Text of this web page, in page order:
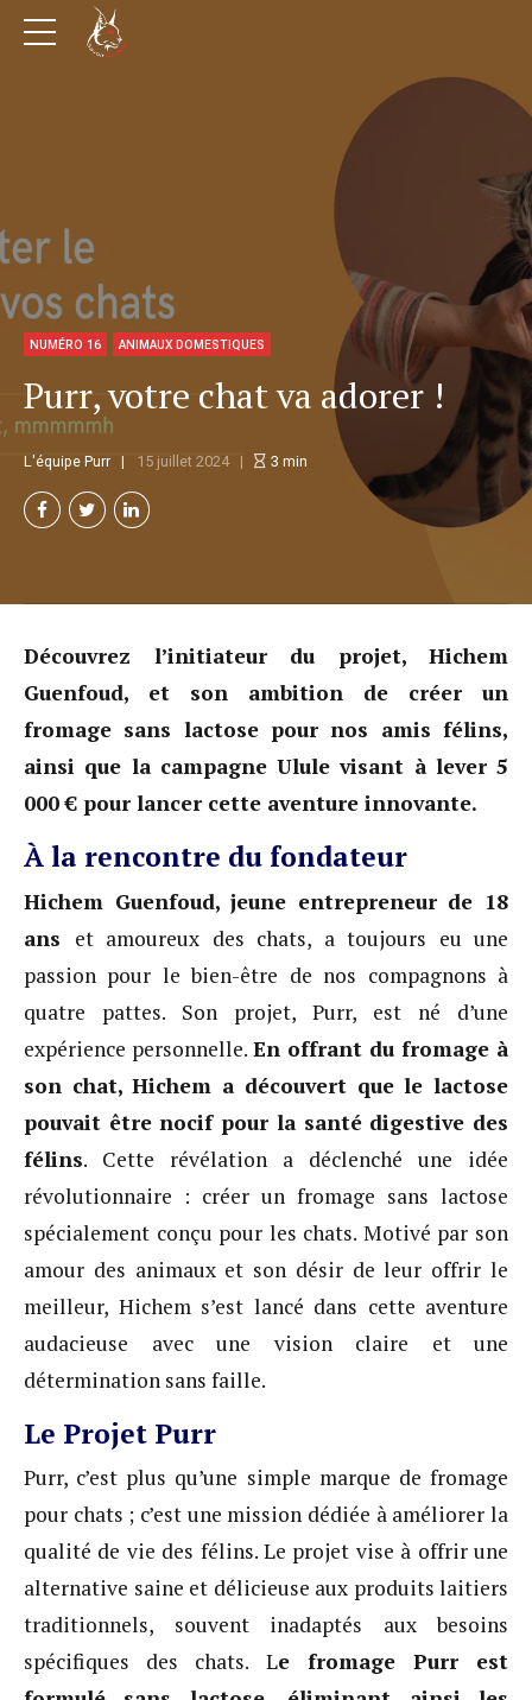
NUMÉRO 16 ANIMAUX DOMESTIQUES
Purr, votre chat va adorer !
L'équipe Purr 15 juillet 2024 3 min
Découvrez l’initiateur du projet, Hichem
Guenfoud, et son ambition de créer un
fromage sans lactose pour nos amis félins,
ainsi que la campagne Ulule visant à lever 5
000 € pour lancer cette aventure innovante.
À la rencontre du fondateur
Hichem Guenfoud, jeune entrepreneur de 18
ans et amoureux des chats, a toujours eu une
passion pour le bien-être de nos compagnons à
quatre pattes. Son projet, Purr, est né d’une
expérience personnelle. En offrant du fromage à
son chat, Hichem a découvert que le lactose
pouvait être nocif pour la santé digestive des
félins. Cette révélation a déclenché une idée
révolutionnaire : créer un fromage sans lactose
spécialement conçu pour les chats. Motivé par son
amour des animaux et son désir de leur offrir le
meilleur, Hichem s’est lancé dans cette aventure
audacieuse avec une vision claire et une
détermination sans faille.
Le Projet Purr
Purr, c’est plus qu’une simple marque de fromage
pour chats ; c’est une mission dédiée à améliorer la
qualité de vie des félins. Le projet vise à offrir une
alternative saine et délicieuse aux produits laitiers
traditionnels, souvent inadaptés aux besoins
spécifiques des chats. Le fromage Purr est